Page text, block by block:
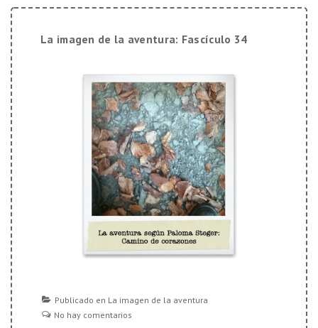
La imagen de la aventura: Fascículo 34
Publicado en La imagen de la aventura
No hay comentarios